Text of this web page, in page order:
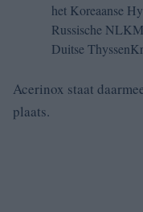
het Koreaanse
Russische
Duitse
Acerinox staat
plaats.